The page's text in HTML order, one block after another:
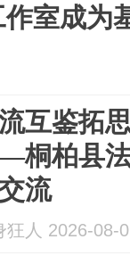
室成为
互鉴拓
柏县法
流
狂人 2026-08-